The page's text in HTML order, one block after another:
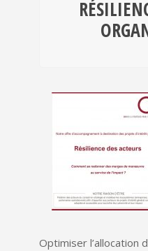
Optimiser l’allocation